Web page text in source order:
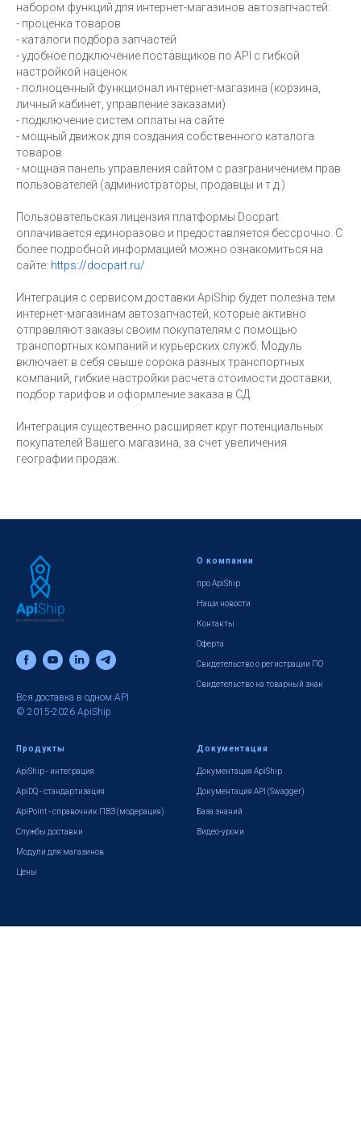
набором функций для интернет-магазинов автозапчастей:
- проценка товаров
- каталоги подбора запчастей
- удобное подключение поставщиков по API с гибкой
настройкой наценок
- полноценный функционал интернет-магазина (корзина,
личный кабинет, управление заказами)
- подключение систем оплаты на сайте
- мощный движок для создания собственного каталога
товаров
- мощная панель управления сайтом с разграничением прав
пользователей (администраторы, продавцы и т.д.)
Пользовательская лицензия платформы Docpart
оплачивается единоразово и предоставляется бессрочно. С
более подробной информацией можно ознакомиться на
сайте: https://docpart.ru/
Интеграция с сервисом доставки ApiShip будет полезна тем
интернет-магазинам автозапчастей, которые активно
отправляют заказы своим покупателям с помощью
транспортных компаний и курьерских служб. Модуль
включает в себя свыше сорока разных транспортных
компаний, гибкие настройки расчета стоимости доставки,
подбор тарифов и оформление заказа в СД.
Интеграция существенно расширяет круг потенциальных
покупателей Вашего магазина, за счет увеличения
географии продаж.
Вся доставка в одном API
© 2015-2026 ApiShip
О компании
про ApiShip
Наши новости
Контакты
Оферта
Свидетельство о регистрации ПО
Свидетельство на товарный знак
Продукты
ApiShip - интеграция
ApiDQ - стандартизация
ApiPoint - справочник ПВЗ (модерация)
Службы доставки
Модули для магазинов
Цены
Документация
Документация ApiShip
Документация API (Swagger)
База знаний
Видео-уроки